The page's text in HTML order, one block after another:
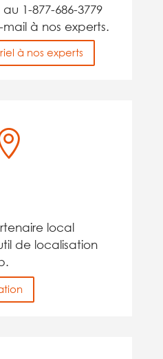
1-877-686-3779
à nos experts.
à nos experts
local
de localisation